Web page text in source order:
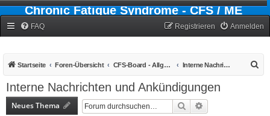
Chronic Fatigue Syndrome - CFS / ME
FAQ Anmelden
Registrieren
Startseite Foren-Übersicht CFS-Board - Allgemein Interne Nachrichten und Ankündigungen
Interne Nachrichten und Ankündigungen
Neues Thema Suche